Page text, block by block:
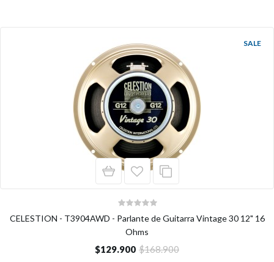
SALE
CELESTION - T3904AWD - Parlante de Guitarra Vintage 30 12" 16
Ohms
$129.900 $168.900